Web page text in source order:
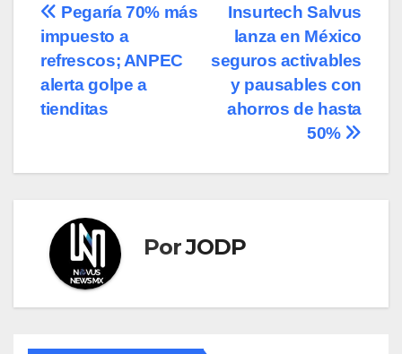
Navegación
de
entradas
Insurtech Salvus
lanza en México
seguros activables
y pausables con
ahorros de hasta
50%
Pegaría 70% más
impuesto a
refrescos; ANPEC
alerta golpe a
tienditas
PorJODP